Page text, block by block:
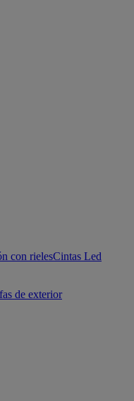
con rielesCintas Led
de exterior